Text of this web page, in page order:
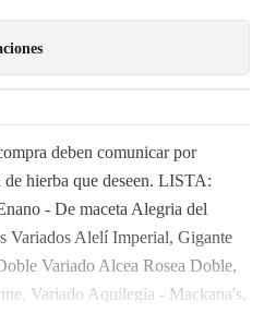
deben comunicar por
hierba que deseen. LISTA:
- De maceta Alegria del
Variados Alelí Imperial, Gigante
Variado Alcea Rosea Doble,
Variado Aquilegia - Mackana's,